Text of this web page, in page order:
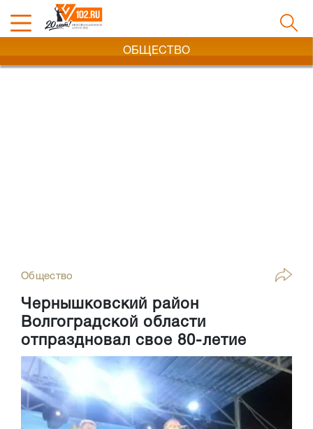
ОБЩЕСТВО
Общество
Чернышковский район
Волгоградской области
отпраздновал свое 80-летие